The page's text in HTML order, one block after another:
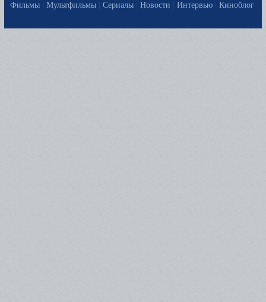
Фильмы
Мультфильмы Сериалы Новости Интервью Киноблог